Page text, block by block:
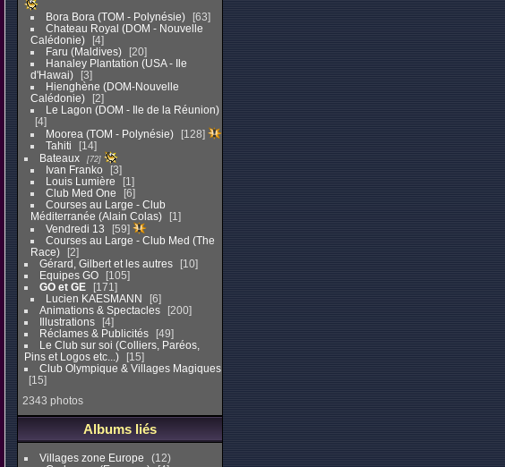
Bora Bora (TOM - Polynésie)
63
Chateau Royal (DOM - Nouvelle
Calédonie)
4
Faru (Maldives)
20
Hanaley Plantation (USA - Ile
d'Hawai)
3
Hienghène (DOM-Nouvelle
Calédonie)
2
Le Lagon (DOM - Ile de la Réunion)
4
Moorea (TOM - Polynésie)
128
Tahiti
14
Bateaux
72
Ivan Franko
3
Louis Lumière
1
Club Med One
6
Courses au Large - Club
Méditerranée (Alain Colas)
1
Vendredi 13
59
Courses au Large - Club Med (The
Race)
2
Gérard, Gilbert et les autres
10
Equipes GO
105
GO et GE
171
Lucien KAESMANN
6
Animations & Spectacles
200
Illustrations
4
Réclames & Publicités
49
Le Club sur soi (Colliers, Paréos,
Pins et Logos etc...)
15
Club Olympique & Villages Magiques
15
2343 photos
Albums liés
Villages zone Europe
12